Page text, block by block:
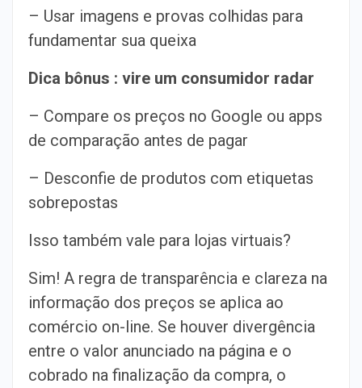
– Usar imagens e provas colhidas para
fundamentar sua queixa
Dica bônus : vire um consumidor radar
– Compare os preços no Google ou apps
de comparação antes de pagar
– Desconfie de produtos com etiquetas
sobrepostas
Isso também vale para lojas virtuais?
Sim! A regra de transparência e clareza na
informação dos preços se aplica ao
comércio on-line. Se houver divergência
entre o valor anunciado na página e o
cobrado na finalização da compra, o